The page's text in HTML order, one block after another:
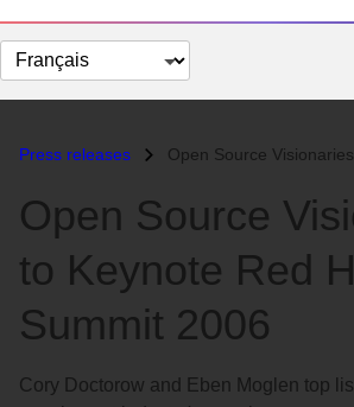
Changer
la
Press releases Open Source Visionaries to
Open Source
to Keynote Red
Summit 2006
Cory Doctorow and Eben Moglen top